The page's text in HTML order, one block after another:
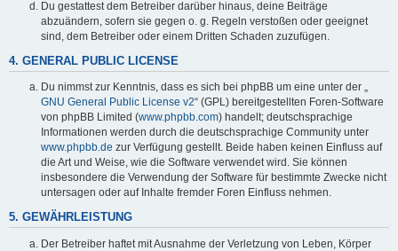
Du gestattest dem Betreiber darüber hinaus, deine Beiträge
abzuändern, sofern sie gegen o. g. Regeln verstoßen oder geeignet
sind, dem Betreiber oder einem Dritten Schaden zuzufügen.
4. GENERAL PUBLIC LICENSE
Du nimmst zur Kenntnis, dass es sich bei phpBB um eine unter der „
GNU General Public License v2“ (GPL) bereitgestellten Foren-Software
von phpBB Limited (www.phpbb.com) handelt; deutschsprachige
Informationen werden durch die deutschsprachige Community unter
www.phpbb.de zur Verfügung gestellt. Beide haben keinen Einfluss auf
die Art und Weise, wie die Software verwendet wird. Sie können
insbesondere die Verwendung der Software für bestimmte Zwecke nicht
untersagen oder auf Inhalte fremder Foren Einfluss nehmen.
5. GEWÄHRLEISTUNG
Der Betreiber haftet mit Ausnahme der Verletzung von Leben, Körper